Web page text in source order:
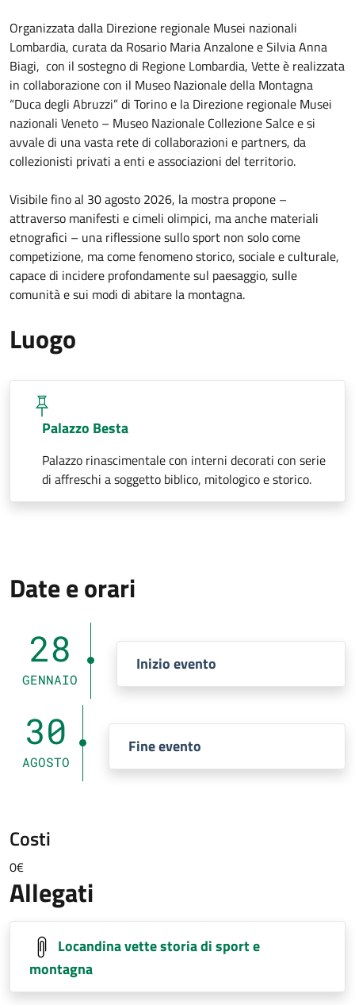
Organizzata dalla Direzione regionale Musei nazionali
Lombardia, curata da Rosario Maria Anzalone e Silvia Anna
Biagi, con il sostegno di Regione Lombardia, Vette è realizzata
in collaborazione con il Museo Nazionale della Montagna
“Duca degli Abruzzi” di Torino e la Direzione regionale Musei
nazionali Veneto – Museo Nazionale Collezione Salce e si
avvale di una vasta rete di collaborazioni e partners, da
collezionisti privati a enti e associazioni del territorio.
Visibile fino al 30 agosto 2026, la mostra propone –
attraverso manifesti e cimeli olimpici, ma anche materiali
etnografici – una riflessione sullo sport non solo come
competizione, ma come fenomeno storico, sociale e culturale,
capace di incidere profondamente sul paesaggio, sulle
comunità e sui modi di abitare la montagna.
Luogo
Palazzo Besta
Palazzo rinascimentale con interni decorati con serie
di affreschi a soggetto biblico, mitologico e storico.
Date e orari
28
GENNAIO
Inizio evento
30
AGOSTO
Fine evento
Costi
0€
Allegati
Locandina vette storia di sport e
montagna